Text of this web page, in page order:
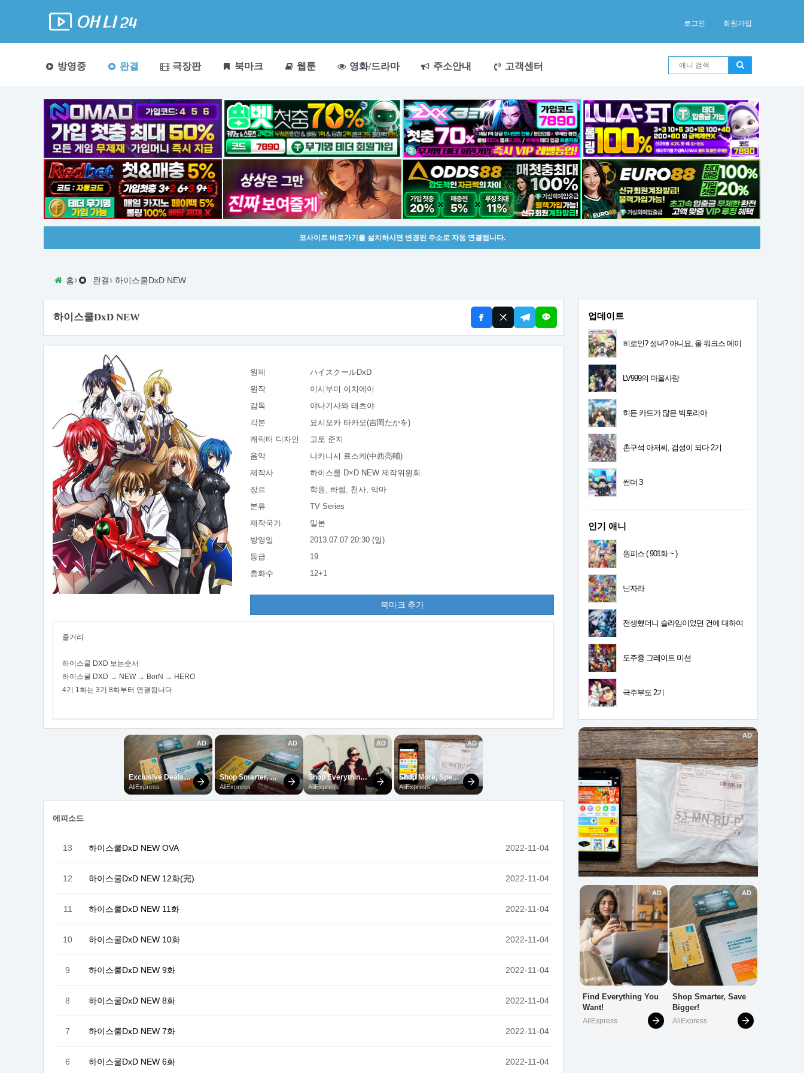
로그인 회원가입
방영중 완결 극장판 북마크 웹툰 영화/드라마 주소안내 고객센터
코사이트 바로가기를 설치하시면 변경된 주소로 자동 연결됩니다.
홈› 완결› 하이스쿨DxD NEW
하이스쿨DxD NEW
원제
ハイスクールDxD
원작
이시부미 이치에이
감독
야나기사와 테츠야
각본
요시오카 타카오(吉岡たかを)
캐릭터 디자인
고토 준지
음악
나카니시 료스케(中西亮輔)
제작사
하이스쿨 D×D NEW 제작위원회
장르
학원, 하렘, 천사, 악마
분류
TV Series
제작국가
일본
방영일
2013.07.07 20:30 (일)
등급
19
총화수
12+1
북마크 추가
줄거리
하이스쿨 DXD 보는순서
하이스쿨 DXD → NEW → BorN → HERO
4기 1화는 3기 8화부터 연결됩니다
에피소드
13 하이스쿨DxD NEW OVA 2022-11-04
12 하이스쿨DxD NEW 12화(完) 2022-11-04
11 하이스쿨DxD NEW 11화 2022-11-04
10 하이스쿨DxD NEW 10화 2022-11-04
9 하이스쿨DxD NEW 9화 2022-11-04
8 하이스쿨DxD NEW 8화 2022-11-04
7 하이스쿨DxD NEW 7화 2022-11-04
6 하이스쿨DxD NEW 6화 2022-11-04
업데이트
히로인? 성녀? 아니요, 올 워크스 메이
LV999의 마을사람
히든 카드가 많은 빅토리아
촌구석 아저씨, 검성이 되다 2기
썬더 3
인기 애니
원피스 ( 901화 ~ )
닌자라
전생했더니 슬라임이었던 건에 대하여
도주중 그레이트 미션
극주부도 2기